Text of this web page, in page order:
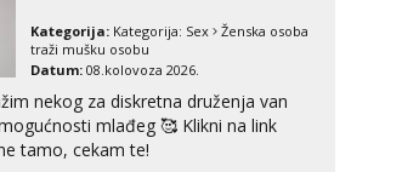
Kristina
Razgovaram :)
iz predgrađa traži...
064/677-677- Kod: #160
tel:0,93€ - mob:1,12€ min
Obavijesti me kada se oslobodi
Kategorija: Kategorija: Sex
Ženska osoba
traži mušku osobu
Datum: 08.kolovoza 2026.
nekog za diskretna druženja van
mlađeg 🥰 Klikni na link
tamo, cekam te!